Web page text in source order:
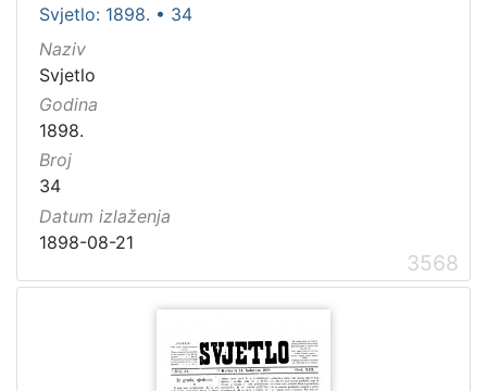
Svjetlo: 1898. • 34
Naziv
Svjetlo
Godina
1898.
Broj
34
Datum izlaženja
1898-08-21
3568